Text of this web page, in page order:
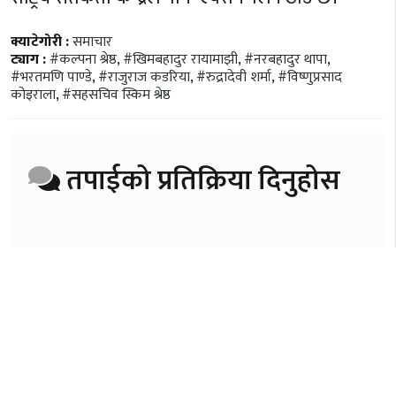
क्याटेगोरी :समाचार
ट्याग :#कल्पना श्रेष्ठ,#खिमबहादुर रायामाझी,#नरबहादुर थापा,
#भरतमणि पाण्डे,#राजुराज कडरिया,#रुद्रादेवी शर्मा,#विष्णुप्रसाद
कोइराला,#सहसचिव स्किम श्रेष्ठ
तपाईको प्रतिक्रिया दिनुहोस